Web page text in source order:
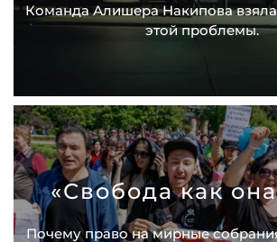
Команда Алишера Накипова
этой проблемы.
«Свобода как
Почему право на мирные